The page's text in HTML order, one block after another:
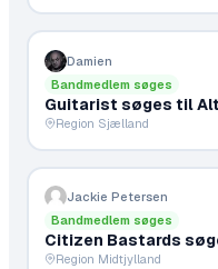
Damien
Bandmedlem søges
Guitarist søges til
Region Sjælland
Jackie Petersen
Bandmedlem søges
Citizen Bastards
Region Midtjylland